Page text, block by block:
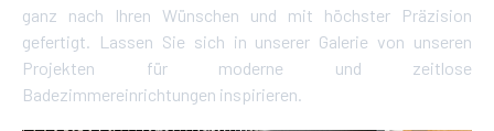
ganz nach Ihren Wünschen und mit höchster Präzision
gefertigt. Lassen Sie sich in unserer Galerie von unseren
Projekten für moderne und zeitlose
Badezimmereinrichtungen inspirieren.